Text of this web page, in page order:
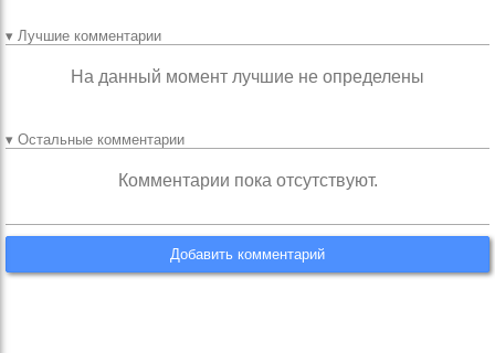
▾ Лучшие комментарии
На данный момент лучшие не определены
▾ Остальные комментарии
Комментарии пока отсутствуют.
Добавить комментарий